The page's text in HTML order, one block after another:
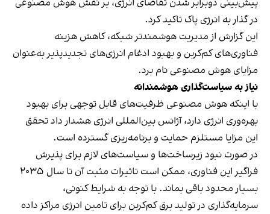
در گذار به انرژی پاک تاکید کرد.
این گزارش از مدیریت هوشمندتر شبکه، کاهش هزینه
فناوری‌های کم‌کربن و بهبود ادغام انرژی‌های تجدیدپذیر به‌عنوان
مزایای هوش مصنوعی نام برد.
نیاز به سیاست‌گذاری هوشمندانه
با اینکه هوش مصنوعی ظرفیت‌های قابل‌ توجهی برای بهبود
بهره‌وری انرژی دارد، آژانس بین‌المللی انرژی هشدار داد تحقق
این مزایا مستلزم حمایت و برنامه‌ریزی گسترده است.
در صورت نبود زیرساخت‌ها و سیاست‌های لازم برای پذیرش
فراگیر این فناوری، ممکن است تاثیرات مثبت آن تا سال ۲۰۳۵
بسیار محدود باقی بماند. با توجه به شرایط کنونی،
سرمایه‌گذاری در تولید برق کم‌کربن برای تامین انرژی مراکز داده